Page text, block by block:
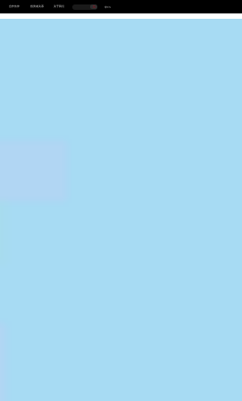
合作伙伴 投资者关系 关于我们 中EN